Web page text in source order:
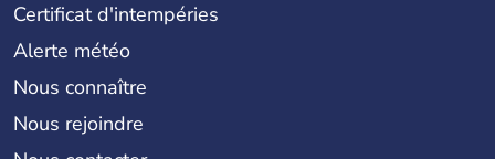
Certificat d'intempéries
Alerte météo
Nous connaître
Nous rejoindre